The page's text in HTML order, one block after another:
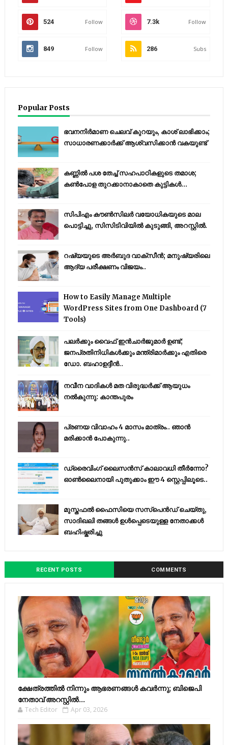
524 Follow 7.3k Follow
849 Follow 286 Subs
Popular Posts
ഭവനനിർമാണ ചെലവ് കുറയും, കാശ് ലാഭിക്കാം;
സാധാരണക്കാർക്ക് ആശ്വസിക്കാൻ വകയുണ്ട്
കണ്ണിൽ പശ തേച്ച് സഹപാഠികളുടെ തമാശ;
കൺപോള തുറക്കാനാകാതെ കുട്ടികൾ...
സിപിഎം കൗണ്‍സിലര്‍ വയോധികയുടെ മാല
പൊട്ടിച്ചു, സിസിടിവിയില്‍ കുടുങ്ങി, അറസ്റ്റില്‍.
റഷ്യയുടെ അര്‍ബുദ വാക്‌സീന്‍; മനുഷ്യരിലെ
ആദ്യ പരീക്ഷണം വിജയം..
How to Easily Manage Multiple
WordPress Sites from One Dashboard (7
Tools)
പലർക്കും വൈഫ് ഇൻചാർജുമാർ ഉണ്ട്;
ജനപ്രതിനിധികൾക്കും മന്ത്രിമാർക്കും എതിരെ
ഡോ. ബഹാഉദ്ദീൻ..
നവീന വാദികൾ മത വിരുദ്ധർക്ക് ആയുധം
നൽകുന്നു: കാന്തപുരം
പ്രണയ വിവാഹം 4 മാസം മാത്രം.. ഞാൻ
മരിക്കാൻ പോകുന്നു..
ഡ്രൈവിംഗ് ലൈസൻസ് കാലാവധി തീർന്നോ?
ഓൺലൈനായി പുതുക്കാം ഈ 4 സ്റ്റെപ്പിലൂടെ..
മുസ്തഫൽ ഫൈസിയെ സസ്‌പെൻഡ് ചെയ്തു,
സാദിഖലി തങ്ങൾ ഉൾപ്പെടെയുള്ള നേതാക്കൾ
ബഹിഷ്കരിച്ചു
RECENT POSTS COMMENTS
ക്ഷേത്രത്തിൽ നിന്നും ആഭരണങ്ങൾ കവർന്നു; ബിജെപി
നേതാവ് അറസ്റ്റിൽ...
Tech Editor Apr 03, 2026